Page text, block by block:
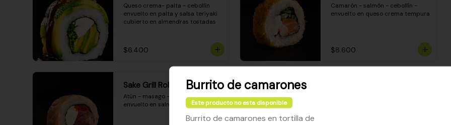
Queso crema- palta - cebollín
envuelto en palta y salsa teriyaki
cubierto en almendras tostadas
$6.400
Camarón - salmón - cebollín -
envuelto en queso crema tempura
$8.600
Sake Grill Roll
Atún - masago - queso crema -
envuelto en salmón gratinado
Burrito de camarones
Este producto no esta disponible
Burrito de camarones en tortilla de